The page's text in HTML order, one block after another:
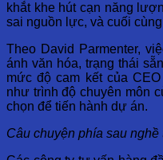
khắt khe hút cạn năng
sai nguồn lực, và cuối
Theo David Parmenter,
ánh văn hóa, trạng thái
mức độ cam kết của
như trình độ chuyên môn
chọn để tiến hành dự án.
Câu chuyện phía sau nghề